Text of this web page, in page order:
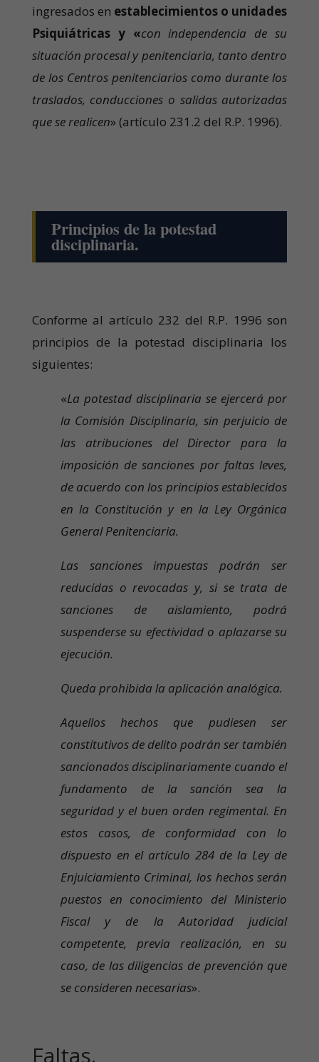
ingresados en establecimientos o unidades
Psiquiátricas y «con independencia de su
situación procesal y penitenciaria, tanto dentro
de los Centros penitenciarios como durante los
traslados, conducciones o salidas autorizadas
que se realicen» (artículo 231.2 del R.P. 1996).
Principios de la potestad
disciplinaria.
Conforme al artículo 232 del R.P. 1996 son
principios de la potestad disciplinaria los
siguientes:
«La potestad disciplinaria se ejercerá por
la Comisión Disciplinaria, sin perjuicio de
las atribuciones del Director para la
imposición de sanciones por faltas leves,
de acuerdo con los principios establecidos
en la Constitución y en la Ley Orgánica
General Penitenciaria.
Las sanciones impuestas podrán ser
reducidas o revocadas y, si se trata de
sanciones de aislamiento, podrá
suspenderse su efectividad o aplazarse su
ejecución.
Queda prohibida la aplicación analógica.
Aquellos hechos que pudiesen ser
constitutivos de delito podrán ser también
sancionados disciplinariamente cuando el
fundamento de la sanción sea la
seguridad y el buen orden regimental. En
estos casos, de conformidad con lo
dispuesto en el artículo 284 de la Ley de
Enjuiciamiento Criminal, los hechos serán
puestos en conocimiento del Ministerio
Fiscal y de la Autoridad judicial
competente, previa realización, en su
caso, de las diligencias de prevención que
se consideren necesarias».
Faltas.